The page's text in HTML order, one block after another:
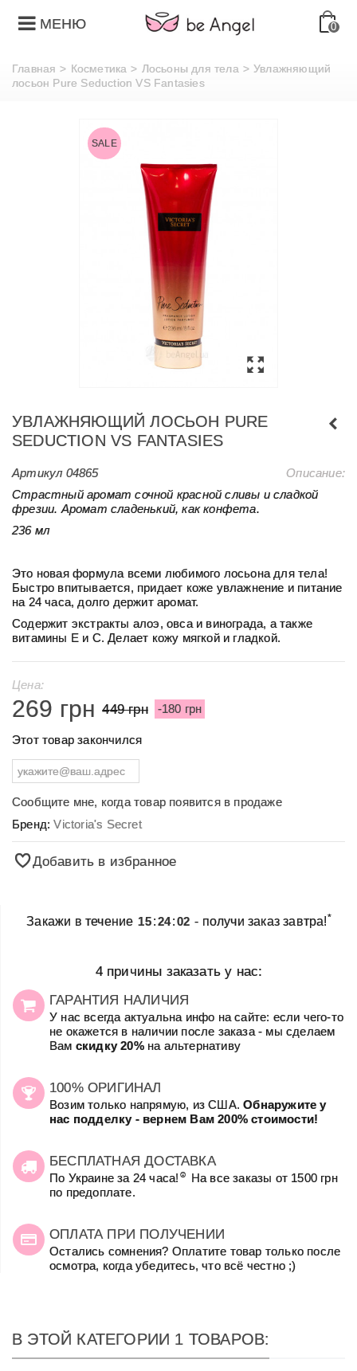
МЕНЮ 0
Главная > Косметика > Лосьоны для тела > Увлажняющий
лосьон Pure Seduction VS Fantasies
SALE
УВЛАЖНЯЮЩИЙ ЛОСЬОН PURE
SEDUCTION VS FANTASIES
Артикул 04865
Описание:
Страстный аромат сочной красной сливы и сладкой
фрезии. Аромат сладенький, как конфета.
236 мл
Это новая формула всеми любимого лосьона для тела!
Быстро впитывается, придает коже увлажнение и питание
на 24 часа, долго держит аромат.
Содержит экстракты алоэ, овса и винограда, а также
витамины E и C. Делает кожу мягкой и гладкой.
Цена:
269 грн 449 грн -180 грн
Этот товар закончился
Сообщите мне, когда товар появится в продаже
Бренд:Victoria's Secret
Добавить в избранное
Закажи в течение 15:24:02 - получи заказ завтра!*
4 причины заказать у нас:
ГАРАНТИЯ НАЛИЧИЯ
У нас всегда актуальна инфо на сайте: если чего-то
не окажется в наличии после заказа - мы сделаем
Вам скидку 20%на альтернативу
100% ОРИГИНАЛ
Возим только напрямую, из США.Обнаружите у
нас подделку - вернем Вам 200% стоимости!
БЕСПЛАТНАЯ ДОСТАВКА
По Украине за 24 часа! ☺
На все заказы от 1500 грн
по предоплате.
ОПЛАТА ПРИ ПОЛУЧЕНИИ
Остались сомнения? Оплатите товар только после
осмотра, когда убедитесь, что всё честно ;)
В ЭТОЙ КАТЕГОРИИ 1 ТОВАРОВ: